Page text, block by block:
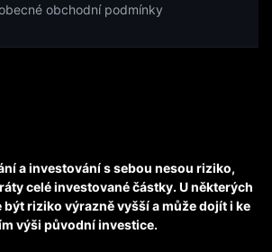
obchodní podmínky
a investování s sebou nesou riziko,
celé investované částky. U některých
riziko výrazně vyšší a může dojít i ke
výši původní investice.